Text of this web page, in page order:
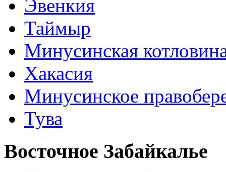
Эвенкия
Таймыр
Минусинская
Хакасия
Минусинское
Тува
Восточное Забайкалье